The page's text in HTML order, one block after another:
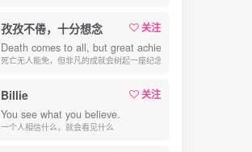
孜孜不倦，十分想念
关注
Death comes to all, but great achievements raise a
死亡无人能免，但非凡的成就会树起一座纪念碑，它将一直立到太阳
Billie
关注
You see what you believe.
一个人相信什么，就会看见什么